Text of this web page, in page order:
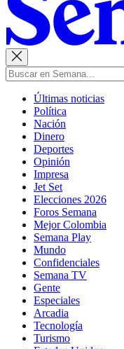
Últimas noticias
Política
Nación
Dinero
Deportes
Opinión
Impresa
Jet Set
Elecciones 2026
Foros Semana
Mejor Colombia
Semana Play
Mundo
Confidenciales
Semana TV
Gente
Especiales
Arcadia
Tecnología
Turismo